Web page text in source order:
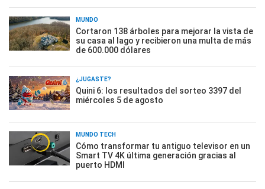
MUNDO
Cortaron 138 árboles para mejorar la vista de
su casa al lago y recibieron una multa de más
de 600.000 dólares
¿JUGASTE?
Quini 6: los resultados del sorteo 3397 del
miércoles 5 de agosto
MUNDO TECH
Cómo transformar tu antiguo televisor en un
Smart TV 4K última generación gracias al
puerto HDMI